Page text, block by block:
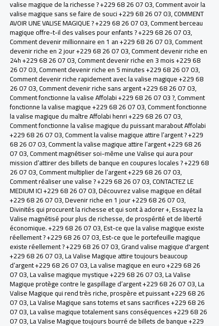
valise magique de la richesse ? +229 68 26 07 03,Comment avoir la
valise magique sans se faire de souci +229 68 26 07 03,COMMENT
AVOIR UNE VALISE MAGIQUE ? +229 68 26 07 03,Comment berceau
magique offre-t-il des valises pour enfants ? +229 68 26 07 03,
Comment devenir millionnaire en 1 an +229 68 26 07 03,Comment
devenir riche en 2 jour +229 68 26 07 03,Comment devenir riche en
24h +229 68 26 07 03,Comment devenir riche en 3 mois +229 68
26 07 03,Comment devenir riche en 5 minutes +229 68 26 07 03,
Comment devenir riche rapidement avec la valise magique +229 68
26 07 03,Comment devenir riche sans argent +229 68 26 07 03,
Comment fonctionne la valise Affolabi +229 68 26 07 03 ?,Comment
fonctionne la valise magique +229 68 26 07 03,Comment fonctionne
la valise magique du maître Affolabi henri +229 68 26 07 03,
Comment fonctionne la valise magique du puissant marabout Affolabi
+229 68 26 07 03,Comment la valise magique attire l’argent ? +229
68 26 07 03,Comment la valise magique attire l’argent +229 68 26
07 03,Comment magnétiser soi-même une Valise qui aura pour
mission d’attirer des billets de banque en coupures locales ? +229 68
26 07 03,Comment multiplier de l’argent +229 68 26 07 03,
Comment réaliser une valise ? +229 68 26 07 03,CONTACTEZ LE
MEDIUM ICI +229 68 26 07 03,Découvrez valise magique en détail
+229 68 26 07 03,Devenir riche en 1 jour +229 68 26 07 03,
Divinités qui procurent la richesse et qui sont à adorer +,Essayez la
Valise magnétisé pour plus de richesse, de prospérité et de liberté
économique. +229 68 26 07 03,Est-ce que la valise magique existe
réellement ? +229 68 26 07 03,Est-ce que le portefeuille magique
existe réellement ? +229 68 26 07 03,Grand valise magique d'argent
+229 68 26 07 03,La Valise Magique attire toujours beaucoup
d’argent +229 68 26 07 03,La valise magique en euro +229 68 26
07 03,La valise magique mystique +229 68 26 07 03,La Valise
Magique protège contre le gaspillage d’argent +229 68 26 07 03,La
Valise Magique qui rend très riche, prospère et puissant +229 68 26
07 03,La Valise Magique sans totems et sans sacrifices +229 68 26
07 03,La valise magique totalement sans conséquences +229 68 26
07 03,La Valise Magique toujours bourré de billets de banque +229